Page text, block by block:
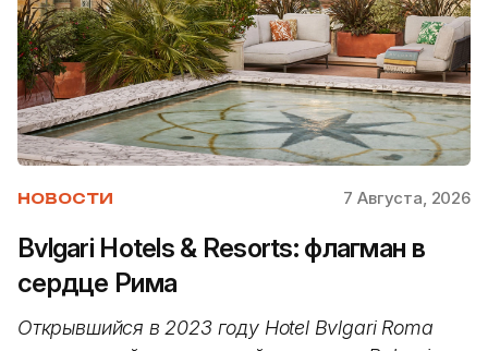
НОВОСТИ 7 Августа, 2026
Bvlgari Hotels & Resorts: флагман в
сердце Рима
Открывшийся в 2023 году Hotel Bvlgari Roma